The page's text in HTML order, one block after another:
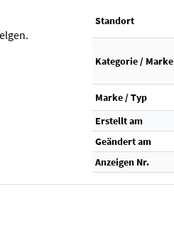
Standort
Kategorie / Marke
Marke / Typ
Erstellt am
Geändert am
Anzeigen Nr.